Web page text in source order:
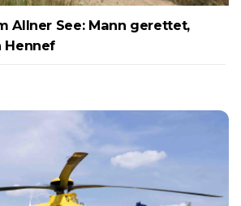
Allner See: Mann gerettet,
Hennef